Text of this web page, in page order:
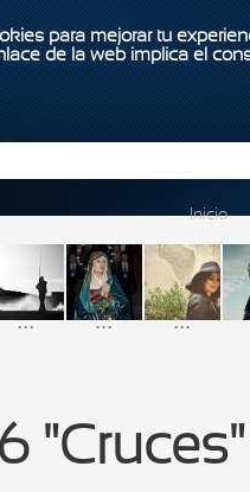
para mejorar tu
de la web implica el
Inicio
... ... ...
"Cruces"